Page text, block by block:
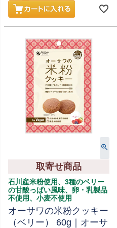
取寄せ商品
石川産米粉使用、3種のベリー
の甘酸っぱい風味、卵・乳製品
不使用、小麦不使用
オーサワの米粉クッキー
（ベリー） 60g｜オーサ